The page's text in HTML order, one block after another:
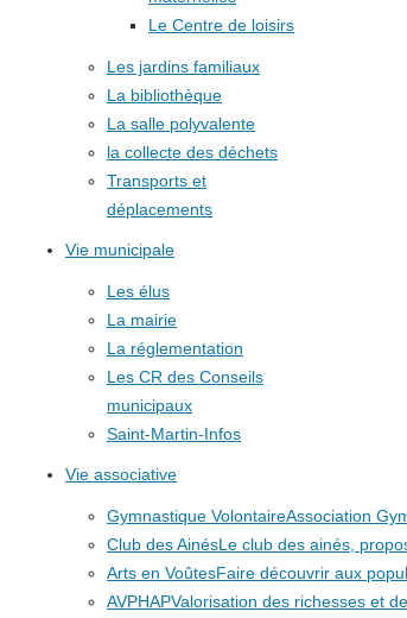
Le Centre de loisirs
Les jardins familiaux
La bibliothèque
La salle polyvalente
la collecte des déchets
Transports et
déplacements
Vie municipale
Les élus
La mairie
La réglementation
Les CR des Conseils
municipaux
Saint-Martin-Infos
Vie associative
Gymnastique VolontaireAssociation
Club des AinésLe club des ainés,
Arts en VoûtesFaire découvrir aux
AVPHAPValorisation des richesses et